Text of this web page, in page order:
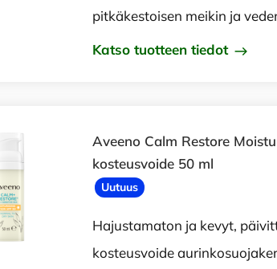
pitkäkestoisen meikin ja
Katso tuotteen tiedot
Aveeno Calm Restore
kosteusvoide 50 ml
Uutuus
Hajustamaton ja kevyt,
kosteusvoide